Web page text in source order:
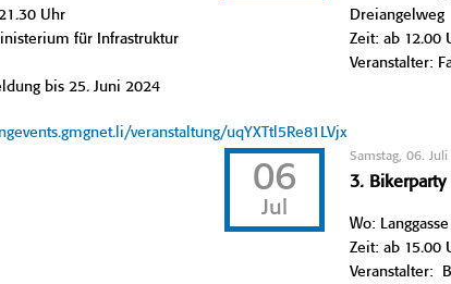
Uhr
für Infrastruktur
bis 25. Juni 2024
veranstaltung/uqYXTtl5Re81LVjx
Dreiangelweg
Zeit: ab 12.00
Veranstalter:
06
Jul
Samstag, 06.
3. Bikerparty
Wo:
Zeit: ab 15.00
Veranstalter: